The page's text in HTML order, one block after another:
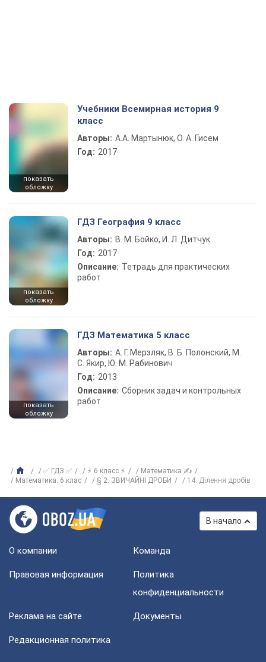
показать
обложку
Учебники Всемирная история 9
класс
Авторы: А.А. Мартынюк, О. А. Гисем
Год: 2017
показать
обложку
ГДЗ География 9 класс
Авторы: В. М. Бойко, И. Л. Дитчук
Год: 2017
Описание: Тетрадь для практических
работ
показать
обложку
ГДЗ Математика 5 класс
Авторы: А. Г. Мерзляк, В. Б. Полонский, М.
С. Якир, Ю. М. Рабинович
Год: 2013
Описание: Сборник задач и контрольных
работ
✅ ГДЗ ✅ ⚡ 6 класс ⚡
Математика ✍
Математика. 6 клас
§ 2. ЗВИЧАЙНІ ДРОБИ 14. Ділення дробів
В начало
О компании Команда
Правовая информация
Политика
конфиденциальности
Реклама на сайте Документы
Редакционная политика